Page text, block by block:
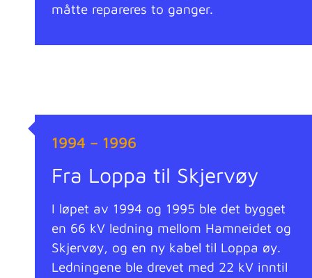
måtte repareres to ganger.
1994 – 1996
Fra Loppa til Skjervøy
I løpet av 1994 og 1995 ble det bygget
en 66 kV ledning mellom Hamneidet og
Skjervøy, og en ny kabel til Loppa øy.
Ledningene ble drevet med 22 kV inntil